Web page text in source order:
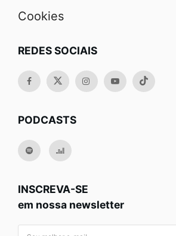
Cookies
REDES SOCIAIS
PODCASTS
INSCREVA-SE
em nossa newsletter